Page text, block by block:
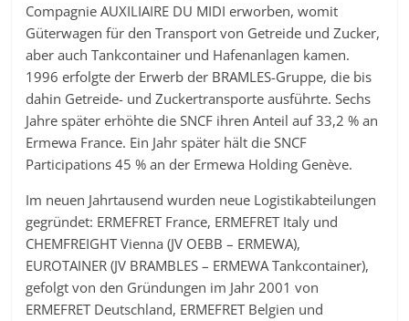
Compagnie AUXILIAIRE DU MIDI erworben, womit
Güterwagen für den Transport von Getreide und Zucker,
aber auch Tankcontainer und Hafenanlagen kamen.
1996 erfolgte der Erwerb der BRAMLES-Gruppe, die bis
dahin Getreide- und Zuckertransporte ausführte. Sechs
Jahre später erhöhte die SNCF ihren Anteil auf 33,2 % an
Ermewa France. Ein Jahr später hält die SNCF
Participations 45 % an der Ermewa Holding Genève.
Im neuen Jahrtausend wurden neue Logistikabteilungen
gegründet: ERMEFRET France, ERMEFRET Italy und
CHEMFREIGHT Vienna (JV OEBB – ERMEWA),
EUROTAINER (JV BRAMBLES – ERMEWA Tankcontainer),
gefolgt von den Gründungen im Jahr 2001 von
ERMEFRET Deutschland, ERMEFRET Belgien und